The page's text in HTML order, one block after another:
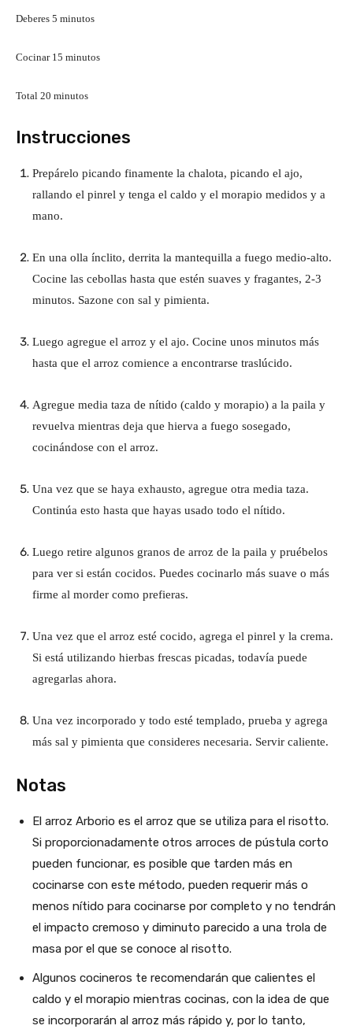
n
g
a
a
f
m
Deberes 5 m
n
minutos
Cocinar 15 m
n
o
minutos
Total 20 m
minutos
Instrucciones
Prepárelo picando finamente la chalota, picando el ajo,
rallando el pinrel y tenga el caldo y el morapio medidos y a
mano.
En una olla ínclito, derrita la mantequilla a fuego medio-alto.
Cocine las cebollas hasta que estén suaves y fragantes, 2-3
minutos. Sazone con sal y pimienta.
Luego agregue el arroz y el ajo. Cocine unos minutos más
hasta que el arroz comience a encontrarse traslúcido.
Agregue media taza de nítido (caldo y morapio) a la paila y
revuelva mientras deja que hierva a fuego sosegado,
cocinándose con el arroz.
Una vez que se haya exhausto, agregue otra media taza.
Continúa esto hasta que hayas usado todo el nítido.
Luego retire algunos granos de arroz de la paila y pruébelos
para ver si están cocidos. Puedes cocinarlo más suave o más
firme al morder como prefieras.
Una vez que el arroz esté cocido, agrega el pinrel y la crema.
Si está utilizando hierbas frescas picadas, todavía puede
agregarlas ahora.
Una vez incorporado y todo esté templado, prueba y agrega
más sal y pimienta que consideres necesaria. Servir caliente.
Notas
El arroz Arborio es el arroz que se utiliza para el risotto.
Si proporcionadamente otros arroces de pústula corto
pueden funcionar, es posible que tarden más en
cocinarse con este método, pueden requerir más o
menos nítido para cocinarse por completo y no tendrán
el impacto cremoso y diminuto parecido a una trola de
masa por el que se conoce al risotto.
Algunos cocineros te recomendarán que calientes el
caldo y el morapio mientras cocinas, con la idea de que
se incorporarán al arroz más rápido y, por lo tanto,